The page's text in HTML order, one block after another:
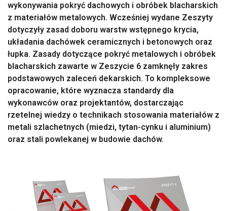
wykonywania pokryć dachowych i obróbek blacharskich
z materiałów metalowych. Wcześniej wydane Zeszyty
dotyczyły zasad doboru warstw wstępnego krycia,
układania dachówek ceramicznych i betonowych oraz
łupka. Zasady dotyczące pokryć metalowych i obróbek
blacharskich zawarte w Zeszycie 6 zamknęły zakres
podstawowych zaleceń dekarskich. To kompleksowe
opracowanie, które wyznacza standardy dla
wykonawców oraz projektantów, dostarczając
rzetelnej wiedzy o technikach stosowania materiałów z
metali szlachetnych (miedzi, tytan-cynku i aluminium)
oraz stali powlekanej w budowie dachów.